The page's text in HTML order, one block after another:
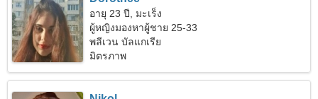
อายุ 23 ปี, มะเร็ง
ผู้หญิงมองหาผู้ชาย 25-33
พลีเวน บัลแกเรีย
มิตรภาพ